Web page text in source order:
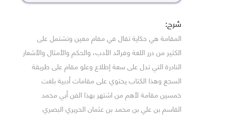
شرح:
المقامة هي حكاية تقال في مقام معين وتشتمل على
الكثير من درر اللغة وفرائد الأدب، والحكم والأمثال والأشعار
النادرة التي تدل على سعة إطلاع وعلو مقام على طريقة
السجع وهذا الكتاب يحتوي على مقامات أدبية بلغت
خمسين مقامة لأهم من اشتهر بهذا الفن أبي محمد
القاسم بن علي بن محمد بن عثمان الحريري البصري